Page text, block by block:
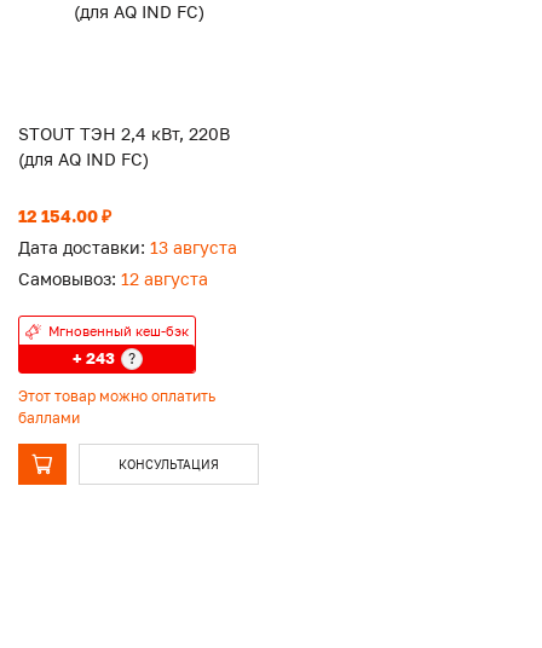
STOUT ТЭН 2,4 кВт, 220B
(для AQ IND FC)
12 154.00 ₽
Дата доставки: 13 августа
Самовывоз: 12 августа
Мгновенный кеш-бэк
+ 243 ?
Этот товар можно оплатить
баллами
КОНСУЛЬТАЦИЯ